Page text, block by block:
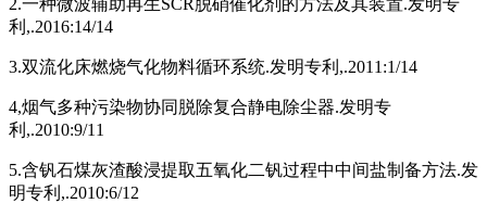
2.一种微波辅助再生SCR脱硝催化剂的方法及其装置.发明专
利,.2016:14/14
3.双流化床燃烧气化物料循环系统.发明专利,.2011:1/14
4,烟气多种污染物协同脱除复合静电除尘器.发明专
利,.2010:9/11
5.含钒石煤灰渣酸浸提取五氧化二钒过程中中间盐制备方法.发
明专利,.2010:6/12